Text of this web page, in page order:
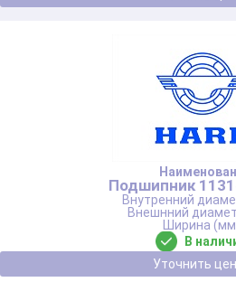
Подшипник
В
Уточнить